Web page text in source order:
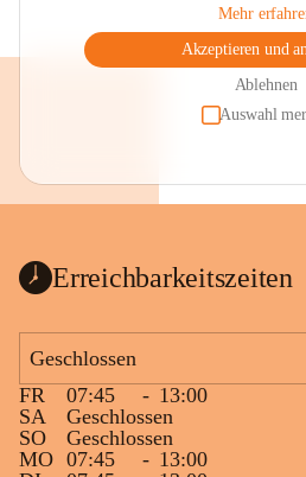
Mehr
Akzeptieren und
Ablehnen
Auswahl
Erreichbarkeitszeiten
Geschlossen
FR
07:45 - 13:00
SA
Geschlossen
SO
Geschlossen
MO 07:45 - 13:00